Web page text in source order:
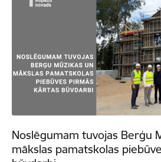
Noslēgumam tuvojas Berģu
mākslas pamatskolas